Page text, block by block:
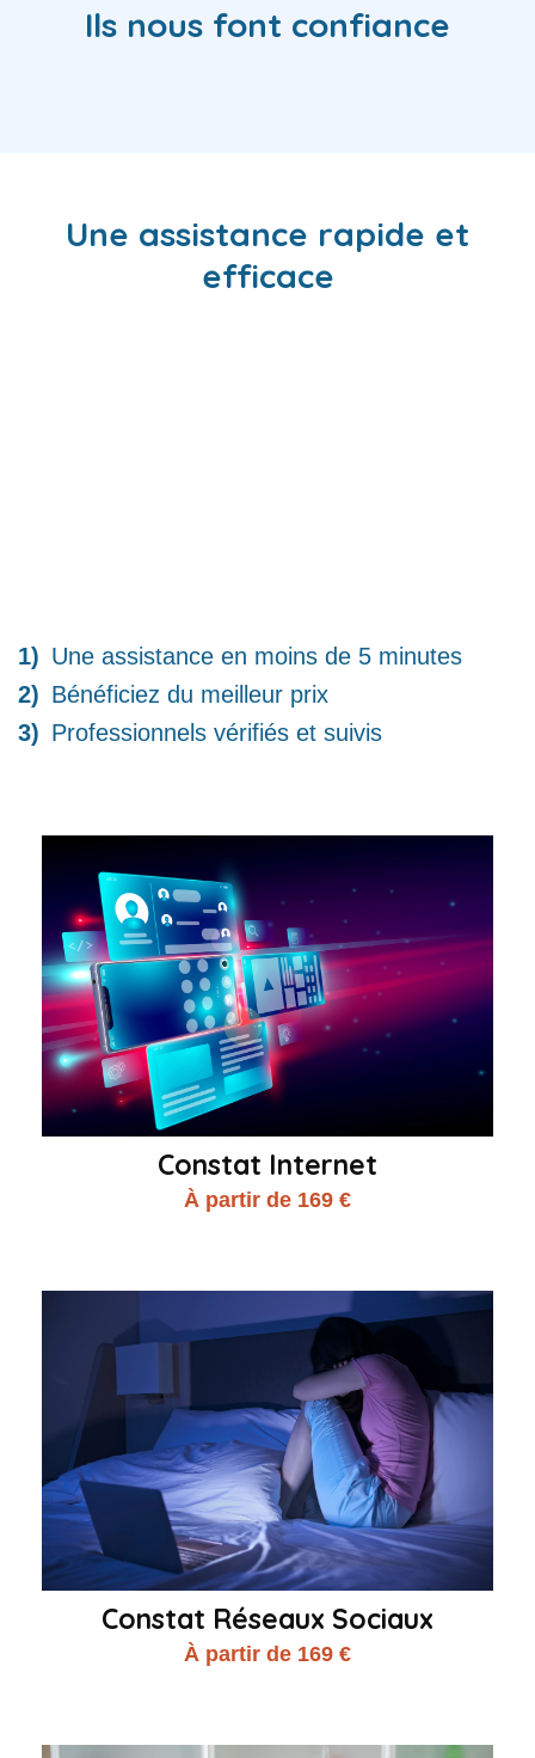
Ils nous font confiance
Une assistance rapide et
efficace
Une assistance en moins de 5 minutes
Bénéficiez du meilleur prix
Professionnels vérifiés et suivis
Constat Internet
À partir de 169 €
Constat Réseaux Sociaux
À partir de 169 €